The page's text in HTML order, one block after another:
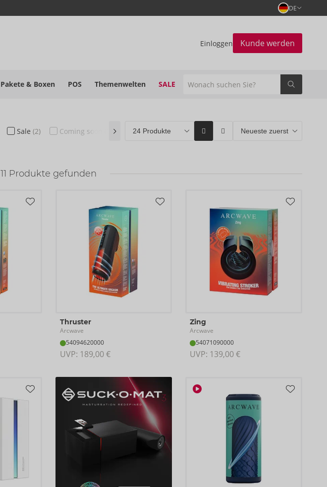
DE
Einloggen Kunde werden
Pakete & Boxen POS Themenwelten SALE
Sale (2) Coming soon ORION Brands (0) Bestseller(1)
11 Produkte gefunden
Thruster
Arcwave
54094620000
UVP: 189,00 €
Zing
Arcwave
54071090000
UVP: 139,00 €